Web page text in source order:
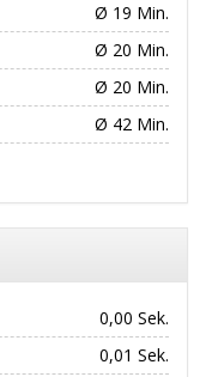
Ø 19 Min.
Ø 20 Min.
Ø 20 Min.
Ø 42 Min.
0,00 Sek.
0,01 Sek.